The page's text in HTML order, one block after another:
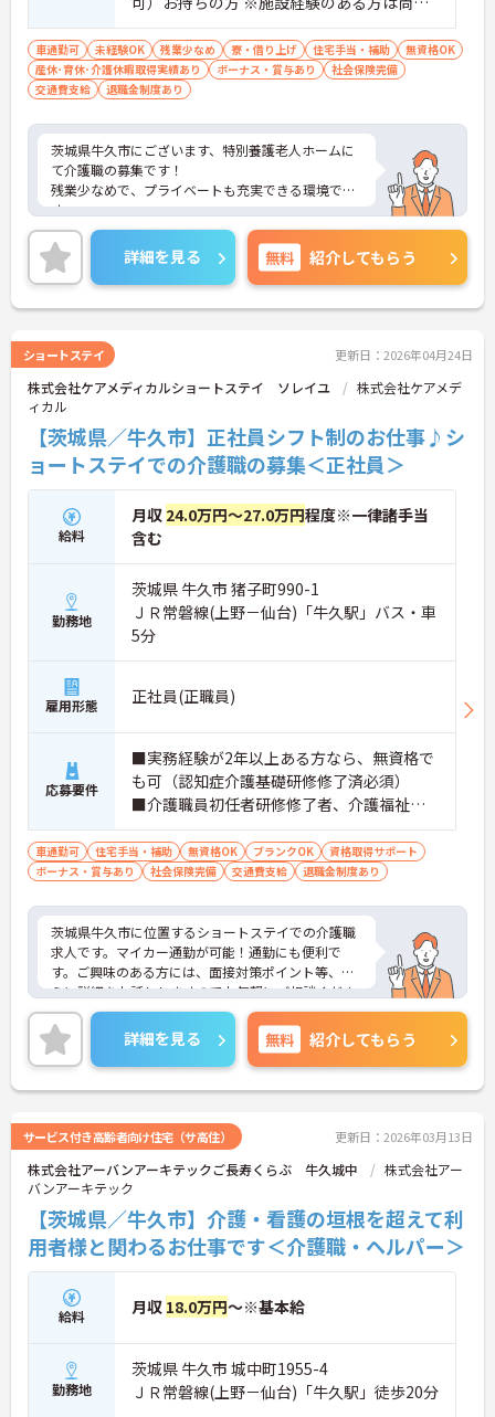
し ※未経験者応相談
車通勤可 未経験OK 残業少なめ 寮・借り上げ 住宅手当・補助
無資格OK
産休･育休･介護休暇取得実績あり
ボーナス・賞与あり
社会保険完備
交通費支給
退職金制度あり
茨城県牛久市にございます、特別養護老人ホームに
て介護職の募集です！
残業少なめで、プライベートも充実できる環境で
す。
マイカー通勤OKなので、通勤も楽々です♪
ご興味ある方には、面接のポイントなど、さらに詳
細をお話致しますのでお気軽にご相談ください。
詳細を見る 無料 紹介してもらう
ショートステイ 更新日：2026年04月24日
株式会社ケアメディカルショートステイ ソレイユ
株式会社ケアメデ
ィカル
【茨城県／牛久市】正社員シフト制のお仕事♪シ
ョートステイでの介護職の募集＜正社員＞
給料
月収 24.0万円～27.0万円程度※一律諸手当
含む
勤務地
茨城県 牛久市 猪子町990-1
ＪＲ常磐線(上野－仙台)「牛久駅」バス・車
5分
雇用形態 正社員(正職員)
応募要件
■実務経験が2年以上ある方なら、無資格で
も可（認知症介護基礎研修修了済必須）
■介護職員初任者研修修了者、介護福祉士
歓迎 ■ブランク可
車通勤可 住宅手当・補助 無資格OK ブランクOK
資格取得サポート
ボーナス・賞与あり
社会保険完備 交通費支給 退職金制度あり
茨城県牛久市に位置するショートステイでの介護職
求人です。マイカー通勤が可能！通勤にも便利で
す。ご興味のある方には、面接対策ポイント等、さ
らに詳細をお話ししますのでお気軽にご相談くださ
い！
詳細を見る 無料 紹介してもらう
サービス付き高齢者向け住宅（サ高住） 更新日：2026年03月13日
株式会社アーバンアーキテックご長寿くらぶ 牛久城中
株式会社アー
バンアーキテック
【茨城県／牛久市】介護・看護の垣根を超えて利
用者様と関わるお仕事です＜介護職・ヘルパー＞
給料 月収 18.0万円～※基本給
勤務地
茨城県 牛久市 城中町1955-4
ＪＲ常磐線(上野－仙台)「牛久駅」徒歩20分